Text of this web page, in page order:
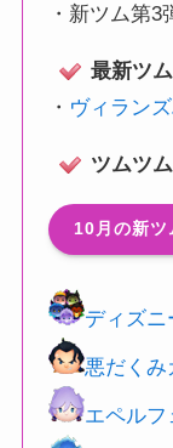
・ 新ツム第3
最新ツ
・ ヴィラン
ツムツ
10月の新ツ
ディズニ
悪だくみ
エペルフ